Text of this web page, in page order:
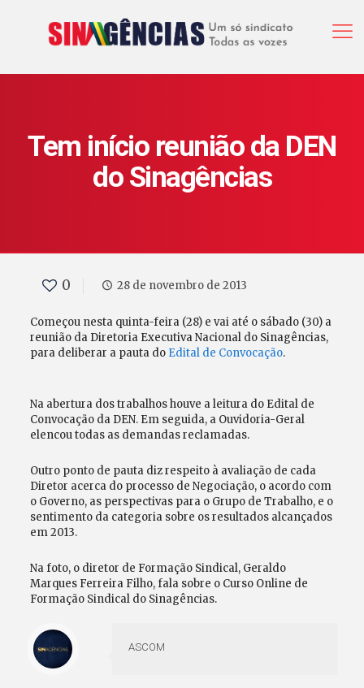
Tem início reunião da DEN
do Sinagências
0 28 de novembro de 2013
Começou nesta quinta-feira (28) e vai até o sábado (30) a
reunião da Diretoria Executiva Nacional do Sinagências,
para deliberar a pauta do Edital de Convocação.
Na abertura dos trabalhos houve a leitura do Edital de
Convocação da DEN. Em seguida, a Ouvidoria-Geral
elencou todas as demandas reclamadas.
Outro ponto de pauta diz respeito à avaliação de cada
Diretor acerca do processo de Negociação, o acordo com
o Governo, as perspectivas para o Grupo de Trabalho, e o
sentimento da categoria sobre os resultados alcançados
em 2013.
Na foto, o diretor de Formação Sindical, Geraldo
Marques Ferreira Filho, fala sobre o Curso Online de
Formação Sindical do Sinagências.
ASCOM